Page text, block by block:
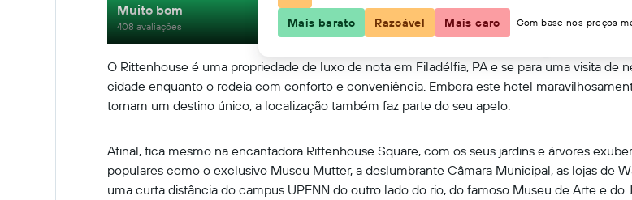
O Rittenhouse é uma propriedade de luxo de nota em Filadélfia, PA e se para uma visita
cidade enquanto o rodeia com conforto e conveniência. Embora este hotel
tornam um destino único, a localização também faz parte do seu apelo.
Afinal, fica mesmo na encantadora Rittenhouse Square, com os seus jardins e árvores
populares como o exclusivo Museu Mutter, a deslumbrante Câmara Municipal, as lojas de
uma curta distância do campus UPENN do outro lado do rio, do famoso Museu de Arte e
Muito bom
408 avaliações
Mostrar no mapa
Mais barato Razoável Mais caro Com base nos preços